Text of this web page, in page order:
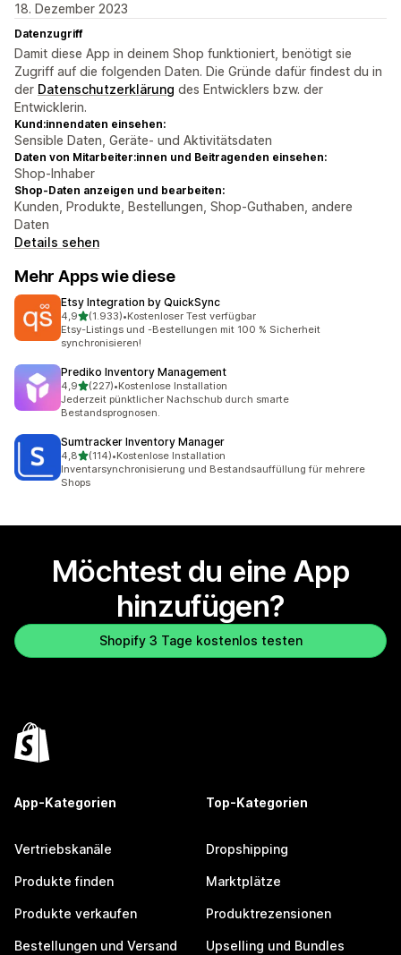
18. Dezember 2023
Datenzugriff
Damit diese App in deinem Shop funktioniert, benötigt sie
Zugriff auf die folgenden Daten. Die Gründe dafür findest du in
der Datenschutzerklärung des Entwicklers bzw. der
Entwicklerin.
Kund:innendaten einsehen:
Sensible Daten, Geräte- und Aktivitätsdaten
Daten von Mitarbeiter:innen und Beitragenden einsehen:
Shop-Inhaber
Shop-Daten anzeigen und bearbeiten:
Kunden, Produkte, Bestellungen, Shop-Guthaben, andere
Daten
Details sehen
Mehr Apps wie diese
Etsy Integration by QuickSync
4,9von 5 Sternen
(1.933)
1933 Rezensionen insgesamt
•Kostenloser Test verfügbar
Etsy-Listings und -Bestellungen mit 100 % Sicherheit
synchronisieren!
Prediko Inventory Management
4,9von 5 Sternen
(227)
227 Rezensionen insgesamt
•Kostenlose Installation
Jederzeit pünktlicher Nachschub durch smarte
Bestandsprognosen.
Sumtracker Inventory Manager
4,8von 5 Sternen
(114)
114 Rezensionen insgesamt
•Kostenlose Installation
Inventarsynchronisierung und Bestandsauffüllung für mehrere
Shops
Möchtest du eine App
hinzufügen?
Shopify 3 Tage kostenlos testen
App-Kategorien
Vertriebskanäle
Produkte finden
Produkte verkaufen
Bestellungen und Versand
Top-Kategorien
Dropshipping
Marktplätze
Produktrezensionen
Upselling und Bundles